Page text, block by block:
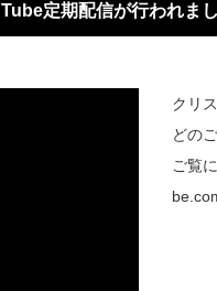
定期配信が行われま
クリ
どの
ご覧